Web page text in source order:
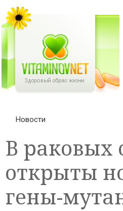
Новости
В раковых
открыты
гены-